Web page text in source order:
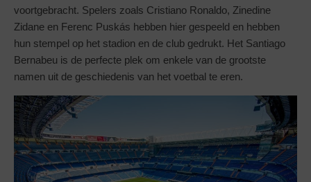
voortgebracht. Spelers zoals Cristiano Ronaldo, Zinedine
Zidane en Ferenc Puskás hebben hier gespeeld en hebben
hun stempel op het stadion en de club gedrukt. Het Santiago
Bernabeu is de perfecte plek om enkele van de grootste
namen uit de geschiedenis van het voetbal te eren.